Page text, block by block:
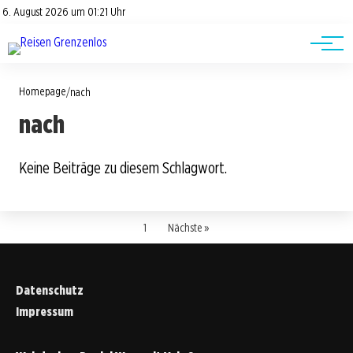
6. August 2026 um 01:21 Uhr
Datenschutz
Road Trips
Reisetipps
Homepage/nach
nach
Keine Beiträge zu diesem Schlagwort.
1 Nächste »
Datenschutz
Impressum